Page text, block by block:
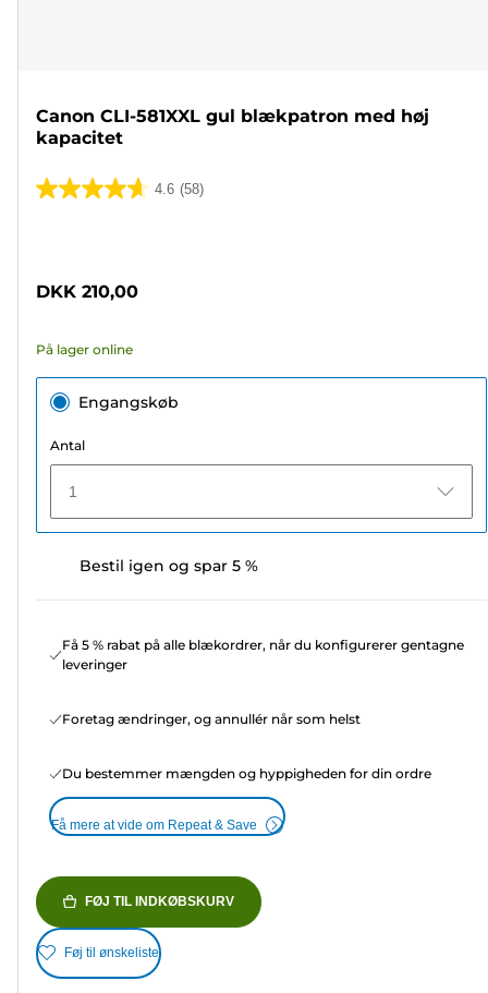
Canon CLI-581XXL gul blækpatron med høj
kapacitet
4.6 (58)
4.6
stjerner.
anmeldelser
DKK 210,00
På lager online
Engangskøb
Antal
1
Bestil igen og spar 5 %
Få 5 % rabat på alle blækordrer, når du konfigurerer gentagne
leveringer
Foretag ændringer, og annullér når som helst
Du bestemmer mængden og hyppigheden for din ordre
Få mere at vide om Repeat & Save
FØJ TIL INDKØBSKURV
Føj til ønskeliste